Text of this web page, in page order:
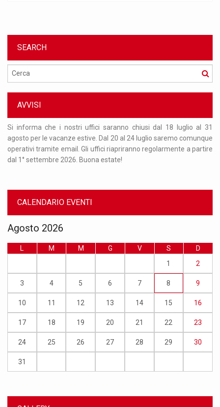
SEARCH
Cerca
AVVISI
Si informa che i nostri uffici saranno chiusi dal 18 luglio al 31
agosto per le vacanze estive. Dal 20 al 24 luglio saremo comunque
operativi tramite email. Gli uffici riapriranno regolarmente a partire
dal 1° settembre 2026. Buona estate!
CALENDARIO EVENTI
Agosto 2026
L M M G V S
D
1
2
3 4 5 6 7 8 9
10 11 12 13 14 15 16
17 18 19 20 21 22 23
24 25 26 27 28 29 30
31